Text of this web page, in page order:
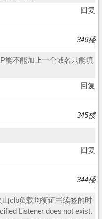
回复
346楼
能不能加上一个域名只能填
回复
345楼
回复
344楼
clb负载均衡证书续签的时
Listener does not exist.